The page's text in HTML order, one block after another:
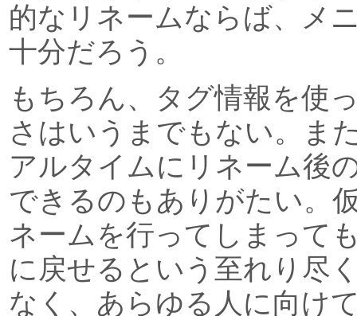
的なリネームならば、メ
十分だろう。
もちろん、タグ情報を使
さはいうまでもない。ま
アルタイムにリネーム後
できるのもありがたい。
ネームを行ってしまって
に戻せるという至れり尽
なく、あらゆる人に向け